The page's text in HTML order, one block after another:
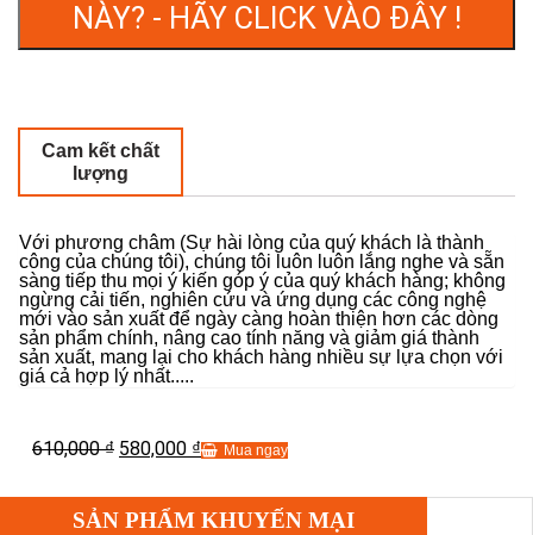
NÀY? - HÃY CLICK VÀO ĐÂY !
Cam kết chất
lượng
Với phương châm (Sự hài lòng của quý khách là thành
công của chúng tôi), chúng tôi luôn luôn lắng nghe và sẵn
sàng tiếp thu mọi ý kiến góp ý của quý khách hàng; không
ngừng cải tiến, nghiên cứu và ứng dụng các công nghệ
mới vào sản xuất để ngày càng hoàn thiện hơn các dòng
sản phẩm chính, nâng cao tính năng và giảm giá thành
sản xuất, mang lại cho khách hàng nhiều sự lựa chọn với
giá cả hợp lý nhất.....
610,000₫ 580,000 ₫ Mua ngay
SẢN PHẨM KHUYẾN MẠI